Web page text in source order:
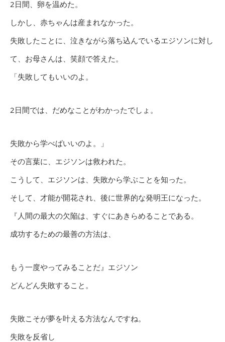
2日間、卵を温めた。
しかし、赤ちゃんは産まれなかった。
失敗したことに、泣きながら落ち込んでいるエジソンに対し
て、お母さんは、笑顔で答えた。
「失敗してもいいのよ。
2日間では、だめなことがわかったでしょ。
失敗から学べばいいのよ。」
その言葉に、エジソンは救われた。
こうして、エジソンは、失敗から学ぶことを知った。
そして、才能が開花され、後に世界的な発明王になった。
『人間の最大の欠陥は、すぐにあきらめることである。
成功するための最善の方法は、
もう一度やってみることだ』エジソン
どんどん失敗すること。
失敗こそが夢を叶える方法なんですね。
失敗を反省し